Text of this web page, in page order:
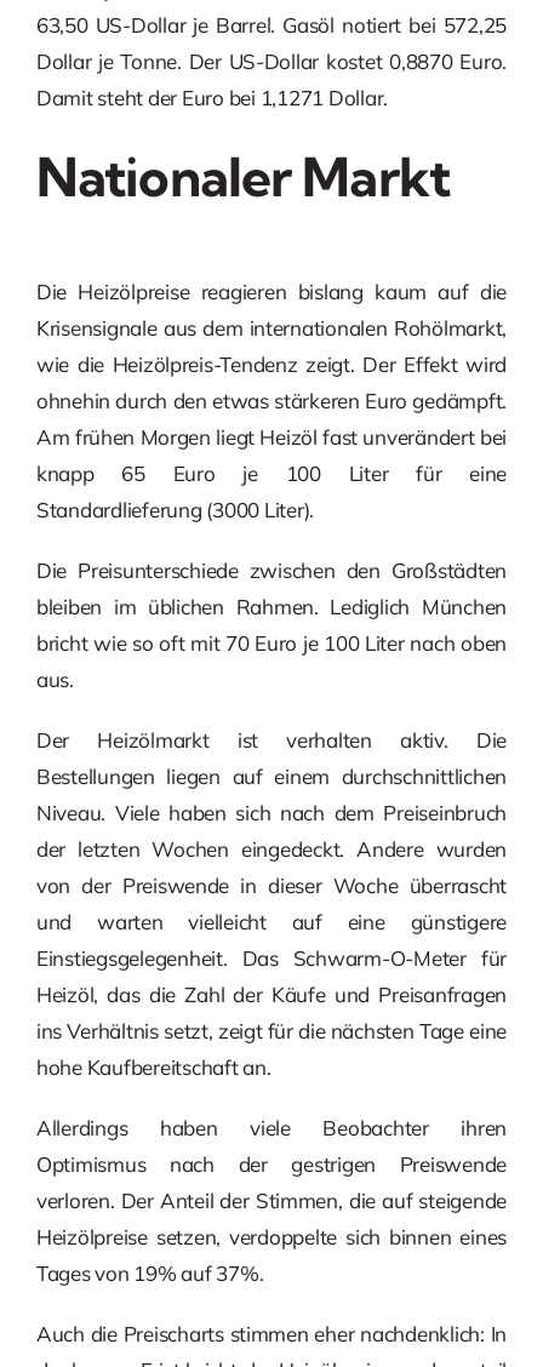
63,50 US-Dollar je Barrel. Gasöl notiert bei 572,25
Dollar je Tonne. Der US-Dollar kostet 0,8870 Euro.
Damit steht der Euro bei 1,1271 Dollar.
Nationaler Markt
Die Heizölpreise reagieren bislang kaum auf die
Krisensignale aus dem internationalen Rohölmarkt,
wie die Heizölpreis-Tendenz zeigt. Der Effekt wird
ohnehin durch den etwas stärkeren Euro gedämpft.
Am frühen Morgen liegt Heizöl fast unverändert bei
knapp 65 Euro je 100 Liter für eine
Standardlieferung (3000 Liter).
Die Preisunterschiede zwischen den Großstädten
bleiben im üblichen Rahmen. Lediglich München
bricht wie so oft mit 70 Euro je 100 Liter nach oben
aus.
Der Heizölmarkt ist verhalten aktiv. Die
Bestellungen liegen auf einem durchschnittlichen
Niveau. Viele haben sich nach dem Preiseinbruch
der letzten Wochen eingedeckt. Andere wurden
von der Preiswende in dieser Woche überrascht
und warten vielleicht auf eine günstigere
Einstiegsgelegenheit. Das Schwarm-O-Meter für
Heizöl, das die Zahl der Käufe und Preisanfragen
ins Verhältnis setzt, zeigt für die nächsten Tage eine
hohe Kaufbereitschaft an.
Allerdings haben viele Beobachter ihren
Optimismus nach der gestrigen Preiswende
verloren. Der Anteil der Stimmen, die auf steigende
Heizölpreise setzen, verdoppelte sich binnen eines
Tages von 19% auf 37%.
Auch die Preischarts stimmen eher nachdenklich: In